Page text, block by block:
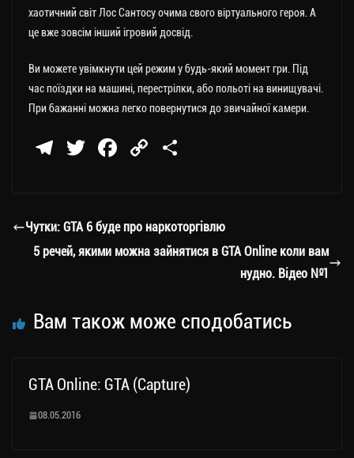
хаотичний світ Лос Сантосу очима свого віртуального героя. А
це вже зовсім інший ігровий досвід.
Ви можете увімкнути цей режим у будь-який момент гри. Під
час поїздки на машині, перестрілки, або польоті на винищувачі.
При бажанні можна легко повернутися до звичайної камери.
Te
a
m
T
er
Fa
ok
C
Li
nk
ли
ти
Чутки: GTA 6 буде про наркоторгівлю
5 речей, якими можна зайнятися в GTA Online коли вам
нудно. Відео №1
Вам також може сподобатись
GTA Online: GTA (Capture)
08.05.2016